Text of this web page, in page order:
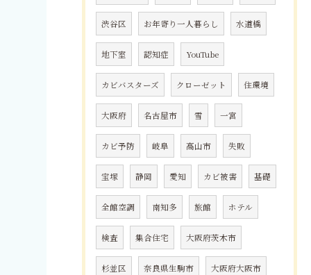
渋谷区 お年寄り一人暮らし 水道橋
地下室 認知症 YouTube
カビバスターズ クローゼット 住環境
大阪府 名古屋市 雪 一宮
カビ予防 岐阜 高山市 失敗
宝塚 静岡 愛知 カビ被害 基礎
全館空調 南知多 旅館 ホテル
検査 集合住宅 大阪府茨木市
杉並区 奈良県生駒市 大阪府大阪市